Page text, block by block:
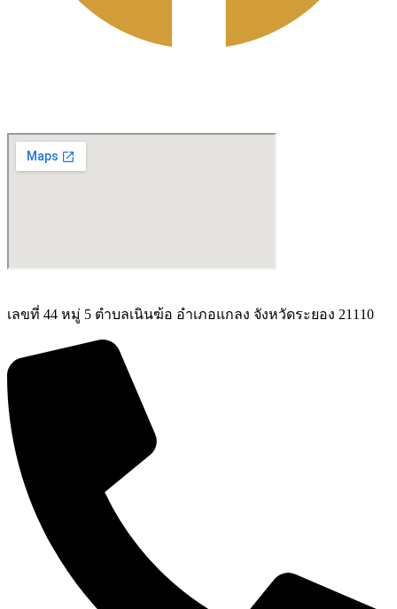
เลขที่ 44 หมู่ 5 ตำบลเนินฆ้อ อำเภอแกลง จังหวัดระยอง 21110